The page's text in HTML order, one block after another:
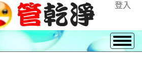
登入